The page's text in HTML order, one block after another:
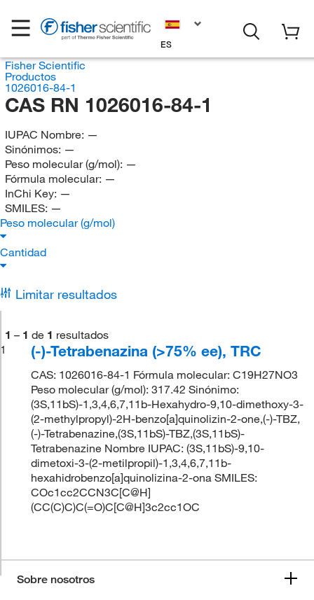
ES
Fisher Scientific
Productos
1026016-84-1
CAS RN 1026016-84-1
IUPAC Nombre: —
Sinónimos: —
Peso molecular (g/mol): —
Fórmula molecular: —
InChi Key: —
SMILES: —
Peso molecular (g/mol)
Cantidad
Limitar resultados
1 – 1 de 1 resultados
1
(-)-Tetrabenazina (>75% ee), TRC
CAS: 1026016-84-1 Fórmula molecular: C19H27NO3
Peso molecular (g/mol): 317.42 Sinónimo:
(3S,11bS)-1,3,4,6,7,11b-Hexahydro-9,10-dimethoxy-3-
(2-methylpropyl)-2H-benzo[a]quinolizin-2-one,(-)-TBZ,
(-)-Tetrabenazine,(3S,11bS)-TBZ,(3S,11bS)-
Tetrabenazine Nombre IUPAC: (3S,11bS)-9,10-
dimetoxi-3-(2-metilpropil)-1,3,4,6,7,11b-
hexahidrobenzo[a]quinolizina-2-ona SMILES:
COc1cc2CCN3C[C@H]
(CC(C)C)C(=O)C[C@H]3c2cc1OC
Sobre nosotros